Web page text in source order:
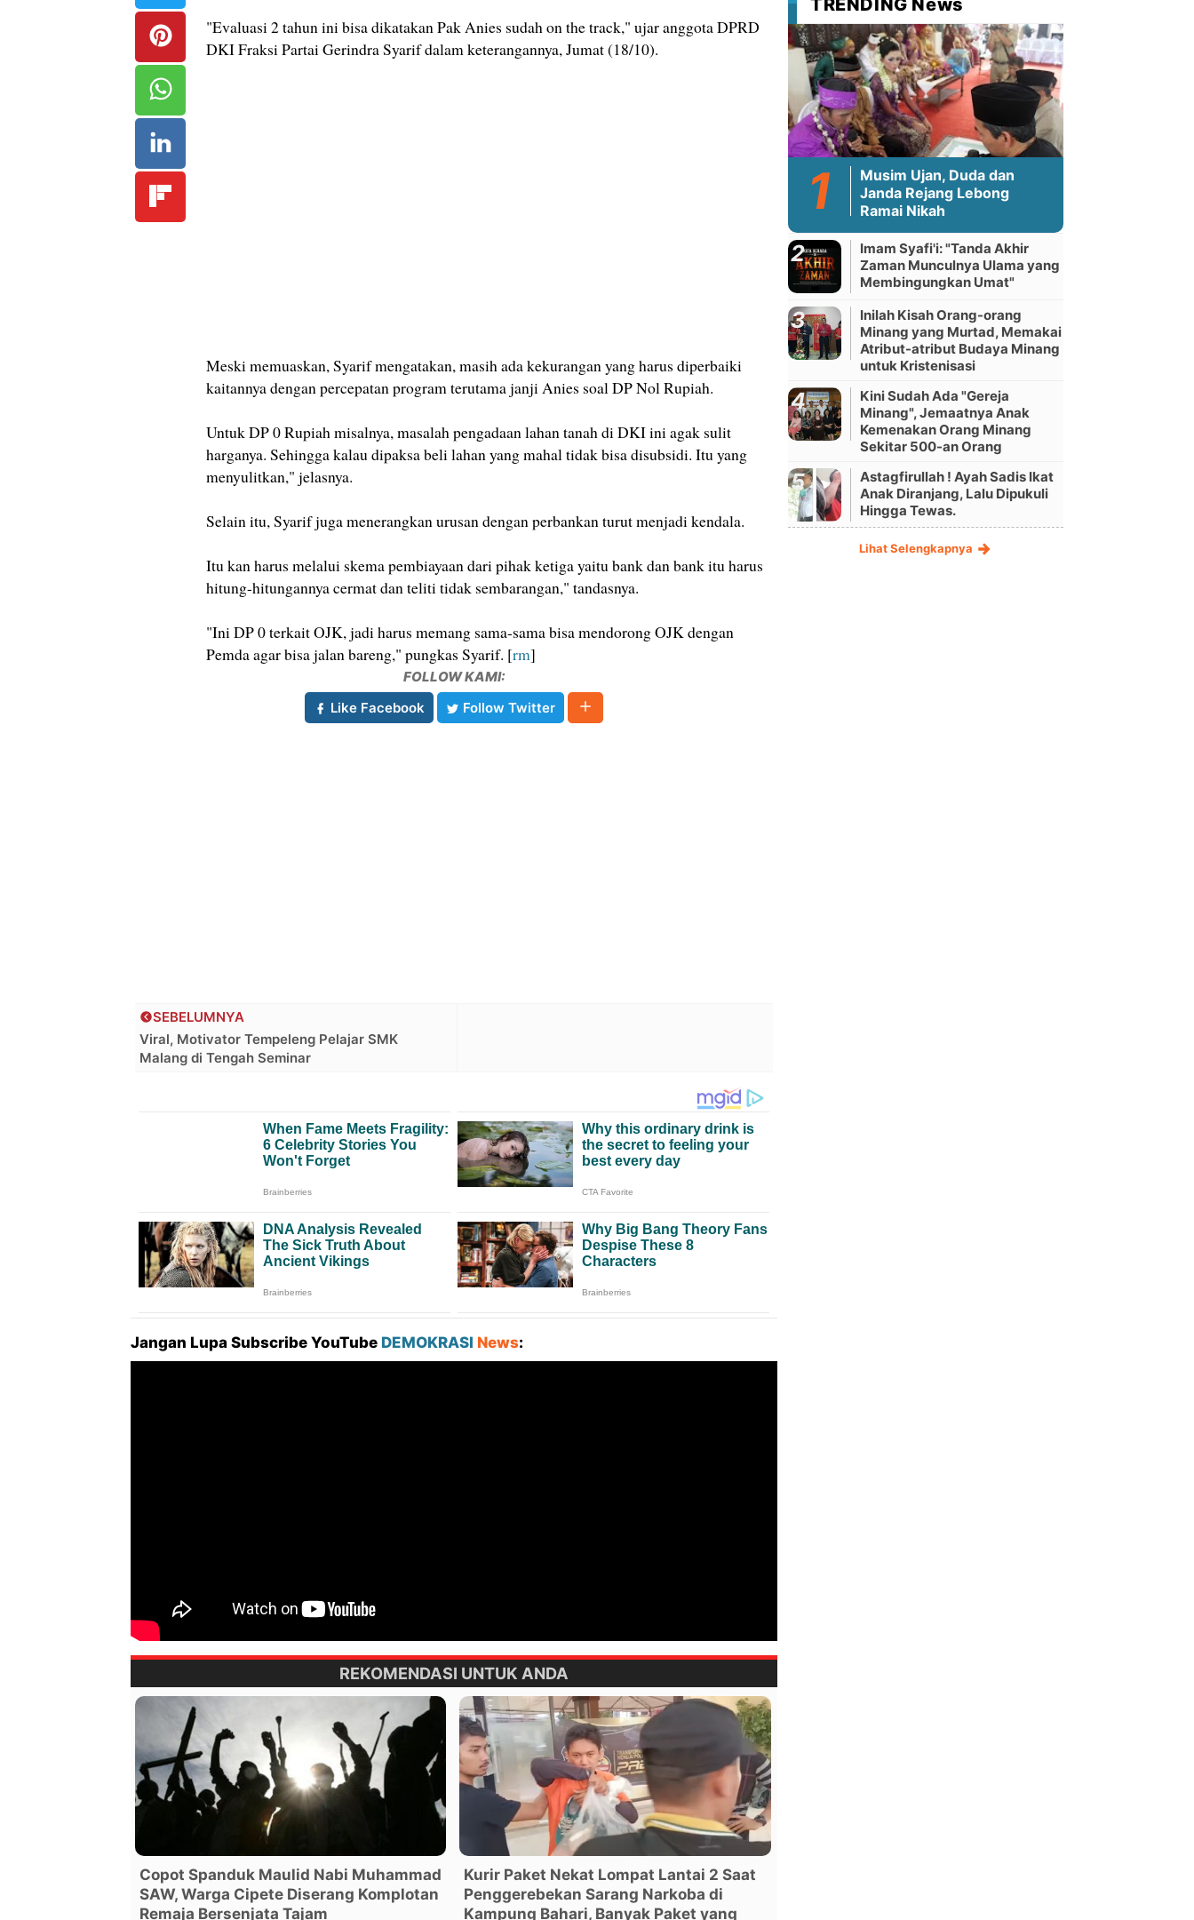
"Evaluasi 2 tahun ini bisa dikatakan Pak Anies sudah on the track," ujar anggota DPRD
DKI Fraksi Partai Gerindra Syarif dalam keterangannya, Jumat (18/10).
Meski memuaskan, Syarif mengatakan, masih ada kekurangan yang harus diperbaiki
kaitannya dengan percepatan program terutama janji Anies soal DP Nol Rupiah.
Untuk DP 0 Rupiah misalnya, masalah pengadaan lahan tanah di DKI ini agak sulit
harganya. Sehingga kalau dipaksa beli lahan yang mahal tidak bisa disubsidi. Itu yang
menyulitkan," jelasnya.
Selain itu, Syarif juga menerangkan urusan dengan perbankan turut menjadi kendala.
Itu kan harus melalui skema pembiayaan dari pihak ketiga yaitu bank dan bank itu harus
hitung-hitungannya cermat dan teliti tidak sembarangan," tandasnya.
"Ini DP 0 terkait OJK, jadi harus memang sama-sama bisa mendorong OJK dengan
Pemda agar bisa jalan bareng," pungkas Syarif. [rm]
FOLLOW KAMI:
Like Facebook
Follow Twitter
SEBELUMNYA
Viral, Motivator Tempeleng Pelajar SMK
Malang di Tengah Seminar
Jangan Lupa Subscribe YouTube DEMOKRASI News:
REKOMENDASI UNTUK ANDA
Copot Spanduk Maulid Nabi Muhammad
SAW, Warga Cipete Diserang Komplotan
Remaja Bersenjata Tajam
Kurir Paket Nekat Lompat Lantai 2 Saat
Penggerebekan Sarang Narkoba di
Kampung Bahari, Banyak Paket yang
TRENDING News
Musim Ujan, Duda dan
Janda Rejang Lebong
Ramai Nikah
Imam Syafi'i: "Tanda Akhir
Zaman Munculnya Ulama yang
Membingungkan Umat"
Inilah Kisah Orang-orang
Minang yang Murtad, Memakai
Atribut-atribut Budaya Minang
untuk Kristenisasi
Kini Sudah Ada "Gereja
Minang", Jemaatnya Anak
Kemenakan Orang Minang
Sekitar 500-an Orang
Astagfirullah ! Ayah Sadis Ikat
Anak Diranjang, Lalu Dipukuli
Hingga Tewas.
Lihat Selengkapnya